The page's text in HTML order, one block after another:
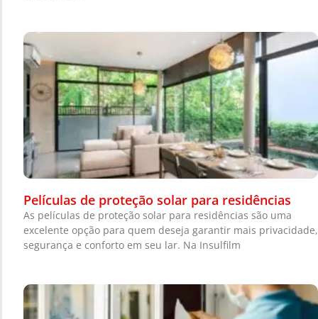
Películas de proteção solar para residências
As películas de proteção solar para residências são uma
excelente opção para quem deseja garantir mais privacidade,
segurança e conforto em seu lar. Na Insulfilm